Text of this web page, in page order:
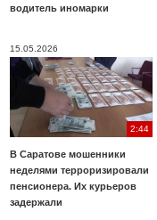
водитель иномарки
15.05.2026
2:44
В Саратове мошенники
неделями терроризировали
пенсионера. Их курьеров
задержали